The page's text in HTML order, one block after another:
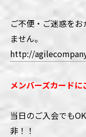
ご不便・ご迷惑を
ません。
http://
メンバーズカードに
当日のご入会でも
非！！